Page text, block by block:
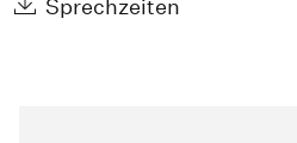
Sprechzeiten